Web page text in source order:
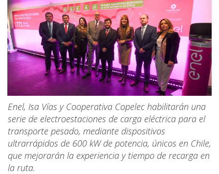
Enel, Isa Vías y Cooperativa Copelec habilitarán una
serie de electroestaciones de carga eléctrica para el
transporte pesado, mediante dispositivos
ultrarrápidos de 600 kW de potencia, únicos en Chile,
que mejorarán la experiencia y tiempo de recarga en
la ruta.